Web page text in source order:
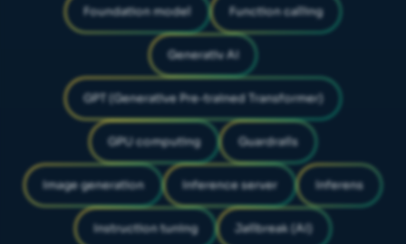
Foundation model Function calling
Generativ AI
GPT (Generative Pre-trained Transformer)
GPU computing Guardrails
Image generation Inference server Inferens
Instruction tuning Jailbreak (AI)